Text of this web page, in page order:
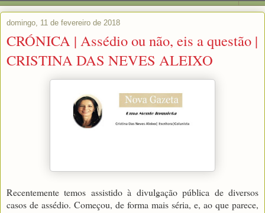
domingo, 11 de fevereiro de 2018
CRÓNICA | Assédio ou não, eis a questão |
CRISTINA DAS NEVES ALEIXO
Recentemente temos assistido à divulgação pública de diversos
casos de assédio. Começou, de forma mais séria, e, ao que parece,